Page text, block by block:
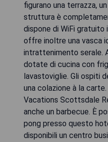
figurano una terrazza,
struttura è
dispone di WiFi
offre inoltre una vasca
intrattenimento serale.
dotate di cucina con
lavastoviglie. Gli ospiti
una colazione à la
Vacations Scottsdale
anche un barbecue. È
pong presso questo
disponibili un centro